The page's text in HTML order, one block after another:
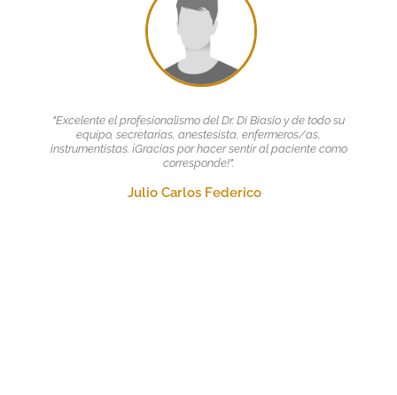
"Excelente el profesionalismo del Dr. Di Biasio y de todo su
equipo, secretarias, anestesista, enfermeros/as,
instrumentistas. ¡Gracias por hacer sentir al paciente como
corresponde!".
Julio Carlos Federico